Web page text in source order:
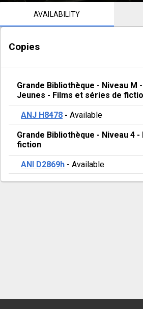
Notice content
AVAILABILITY
Copies
Grande Bibliothèque - Niveau M
Jeunes - Films et séries de
ANJ H8478 - Available
Grande Bibliothèque - Niveau 4 -
fiction
ANI D2869h - Available